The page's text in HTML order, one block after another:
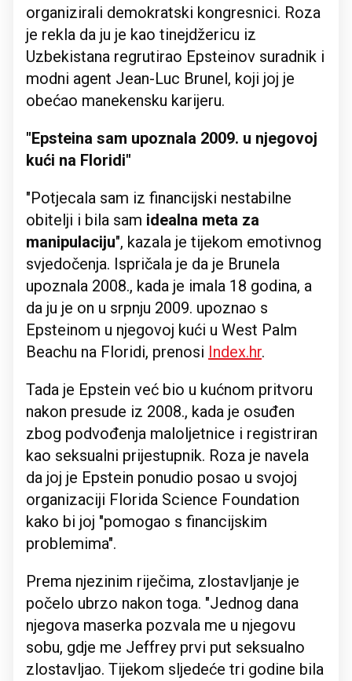
organizirali demokratski kongresnici. Roza
je rekla da ju je kao tinejdžericu iz
Uzbekistana regrutirao Epsteinov suradnik i
modni agent Jean-Luc Brunel, koji joj je
obećao manekensku karijeru.
"Epsteina sam upoznala 2009. u njegovoj
kući na Floridi"
"Potjecala sam iz financijski nestabilne
obitelji i bila sam idealna meta za
manipulaciju", kazala je tijekom emotivnog
svjedočenja. Ispričala je da je Brunela
upoznala 2008., kada je imala 18 godina, a
da ju je on u srpnju 2009. upoznao s
Epsteinom u njegovoj kući u West Palm
Beachu na Floridi, prenosi Index.hr.
Tada je Epstein već bio u kućnom pritvoru
nakon presude iz 2008., kada je osuđen
zbog podvođenja maloljetnice i registriran
kao seksualni prijestupnik. Roza je navela
da joj je Epstein ponudio posao u svojoj
organizaciji Florida Science Foundation
kako bi joj "pomogao s financijskim
problemima".
Prema njezinim riječima, zlostavljanje je
počelo ubrzo nakon toga. "Jednog dana
njegova maserka pozvala me u njegovu
sobu, gdje me Jeffrey prvi put seksualno
zlostavljao. Tijekom sljedeće tri godine bila